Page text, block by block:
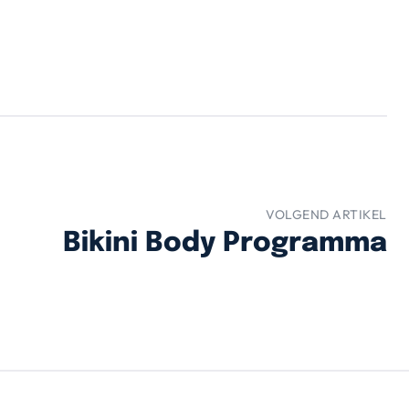
VOLGEND ARTIKEL
Bikini Body Programma